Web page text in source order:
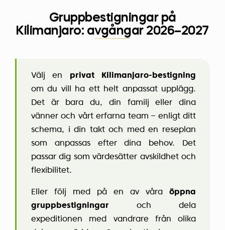
Gruppbestigningar på
Kilimanjaro: avgångar 2026–2027
Välj en privat Kilimanjaro-bestigning
om du vill ha ett helt anpassat upplägg.
Det är bara du, din familj eller dina
vänner och vårt erfarna team – enligt ditt
schema, i din takt och med en reseplan
som anpassas efter dina behov. Det
passar dig som värdesätter avskildhet och
flexibilitet.
Eller följ med på en av våra öppna
gruppbestigningar och dela
expeditionen med vandrare från olika